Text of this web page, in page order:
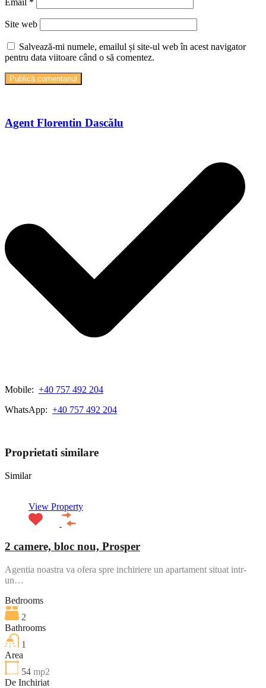
Email *
Site web
Salvează-mi numele, emailul și site-ul web în acest navigator
pentru data viitoare când o să comentez.
Agent Florentin Dascălu
Mobile: +40 757 492 204
WhatsApp: +40 757 492 204
Proprietati similare
Similar
View Property
2 camere, bloc nou, Prosper
Agentia noastra va ofera spre inchiriere un apartament situat intr-
un…
Bedrooms
2
Bathrooms
1
Area
54 mp2
De Inchiriat